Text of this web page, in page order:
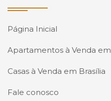
Página Inicial
Apartamentos à Venda
Casas à Venda em Brasília
Fale conosco